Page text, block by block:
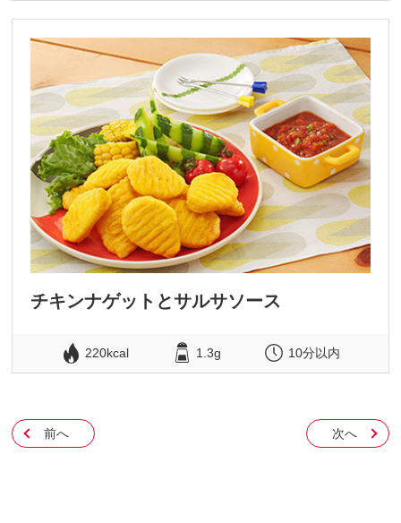
チキンナゲットとサルサソース
220kcal 1.3g 10分以内
前へ 次へ